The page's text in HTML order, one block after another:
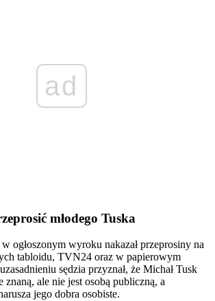
ad
młodego Tuska
w ogłoszonym wyroku nakazał przeprosiny na
tabloidu, TVN24 oraz w papierowym
sędzia przyznał, że Michał Tusk
znaną, ale nie jest osobą publiczną, a
jego dobra osobiste.